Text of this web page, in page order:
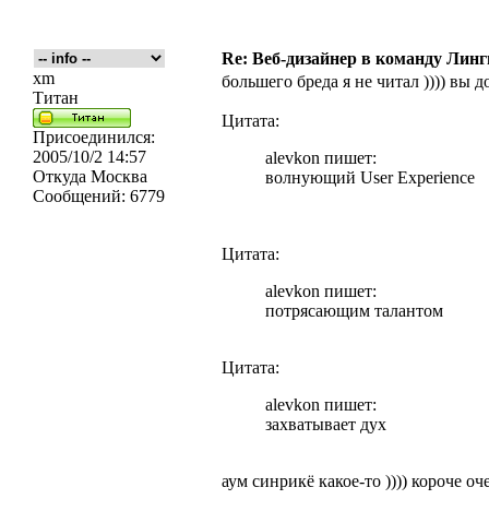
Re: Веб-дизайнер в команду
xm
Титан
Присоединился:
2005/10/2 14:57
Откуда Москва
Сообщений: 6779
большего бреда я не читал )))) вы
Цитата:
alevkon пишет:
волнующий User Experience
Цитата:
alevkon пишет:
потрясающим талантом
Цитата:
alevkon пишет:
захватывает дух
аум синрикё какое-то )))) короче